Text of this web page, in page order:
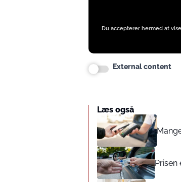
Du accepterer hermed at
External content
Læs også
Prisen